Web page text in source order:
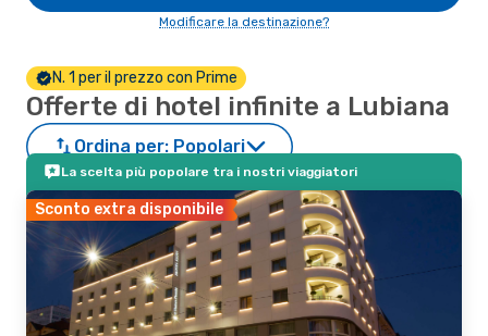
Modificare la destinazione?
N. 1 per il prezzo con Prime
Offerte di hotel infinite a Lubiana
Ordina per: Popolari
La scelta più popolare tra i nostri viaggiatori
Sconto extra disponibile